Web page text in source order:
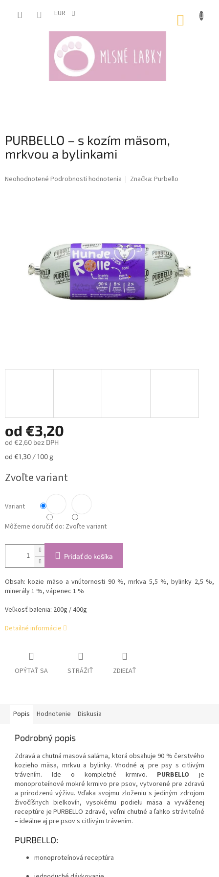
EUR
PURBELLO – s kozím mäsom,
mrkvou a bylinkami
Priemerné
Neohodnotené Podrobnosti hodnotenia Značka: Purbello
od €3,20
od €2,60 bez DPH
Jednotková
od €1,30 / 100 g
Zvoľte variant
Variant
Môžeme doručiť do: Zvoľte variant
Pridať do košíka
Obsah: kozie mäso a vnútornosti 90 %, mrkva 5,5 %, bylinky 2,5 %,
minerály 1 %, vápenec 1 %
Veľkosť balenia: 200g / 400g
Detailné informácie
OPÝTAŤ SA STRÁŽIŤ ZDIEĽAŤ
Popis Hodnotenie Diskusia
Podrobný popis
Zdravá a chutná masová saláma, ktorá obsahuje 90 % čerstvého
kozieho mäsa, mrkvu a bylinky. Vhodné aj pre psy s citlivým
trávením. Ide o kompletné krmivo. PURBELLO je
monoproteínové mokré krmivo pre psov, vytvorené pre zdravú
a prirodzenú výživu. Vďaka svojmu zloženiu s jediným zdrojom
živočíšnych bielkovín, vysokému podielu mäsa a vyváženej
receptúre je PURBELLO zdravé, veľmi chutné a ľahko stráviteľné
– ideálne aj pre psov s citlivým trávením.
PURBELLO:
monoproteínová receptúra